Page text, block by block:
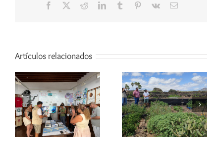
Facebook RedditLinkedInTumblr Pinterest
Vk
Correo
Artículos relacionados